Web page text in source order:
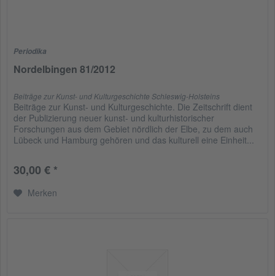
Periodika
Nordelbingen 81/2012
Beiträge zur Kunst- und Kulturgeschichte Schleswig-Holsteins
Beiträge zur Kunst- und Kulturgeschichte. Die Zeitschrift dient
der Publizierung neuer kunst- und kulturhistorischer
Forschungen aus dem Gebiet nördlich der Elbe, zu dem auch
Lübeck und Hamburg gehören und das kulturell eine Einheit...
30,00 € *
Merken